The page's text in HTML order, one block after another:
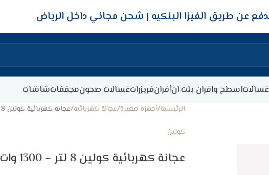
شحن مجاني داخل الرياض
غسالاتاسطح وافران بلت انأفرانفريزراتغسالات صحونمجففاتشاشات
الرئيسية أجهزة صغيرة عجانة كهربائية عجانة كهربائية كولين 8 لتر – 1300 وات – رمادى
كولين
عجانة كهربائية كولين 8 لتر – 1300 وات – رمادى